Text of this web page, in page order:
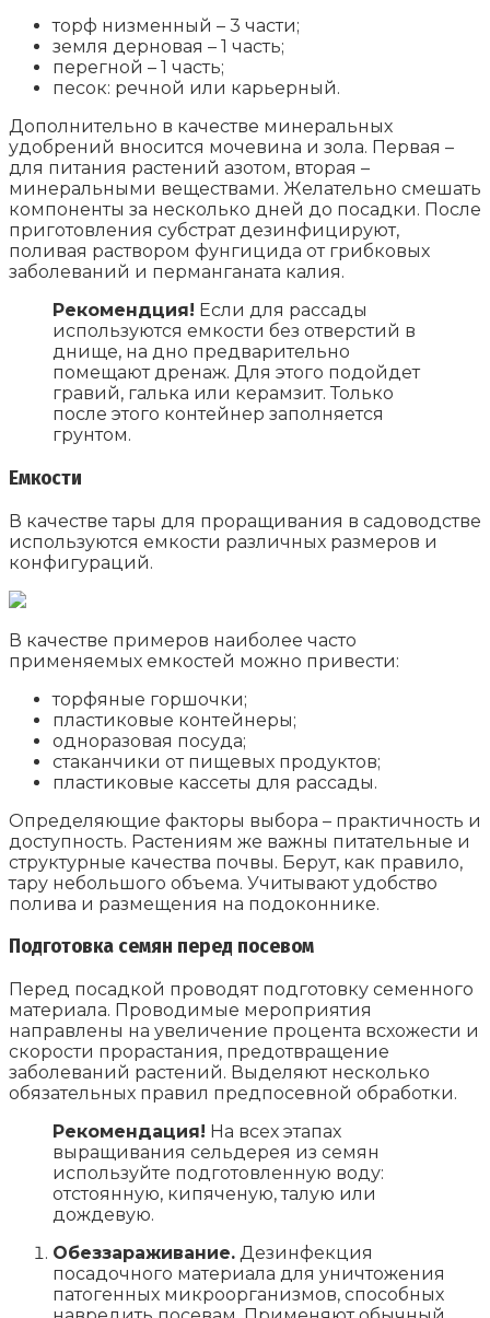
торф низменный – 3 части;
земля дерновая – 1 часть;
перегной – 1 часть;
песок: речной или карьерный.
Дополнительно в качестве минеральных
удобрений вносится мочевина и зола. Первая –
для питания растений азотом, вторая –
минеральными веществами. Желательно смешать
компоненты за несколько дней до посадки. После
приготовления субстрат дезинфицируют,
поливая раствором фунгицида от грибковых
заболеваний и перманганата калия.
Рекомендция! Если для рассады
используются емкости без отверстий в
днище, на дно предварительно
помещают дренаж. Для этого подойдет
гравий, галька или керамзит. Только
после этого контейнер заполняется
грунтом.
Емкости
В качестве тары для проращивания в садоводстве
используются емкости различных размеров и
конфигураций.
В качестве примеров наиболее часто
применяемых емкостей можно привести:
торфяные горшочки;
пластиковые контейнеры;
одноразовая посуда;
стаканчики от пищевых продуктов;
пластиковые кассеты для рассады.
Определяющие факторы выбора – практичность и
доступность. Растениям же важны питательные и
структурные качества почвы. Берут, как правило,
тару небольшого объема. Учитывают удобство
полива и размещения на подоконнике.
Подготовка семян перед посевом
Перед посадкой проводят подготовку семенного
материала. Проводимые мероприятия
направлены на увеличение процента всхожести и
скорости прорастания, предотвращение
заболеваний растений. Выделяют несколько
обязательных правил предпосевной обработки.
Рекомендация! На всех этапах
выращивания сельдерея из семян
используйте подготовленную воду:
отстоянную, кипяченую, талую или
дождевую.
Обеззараживание. Дезинфекция
посадочного материала для уничтожения
патогенных микроорганизмов, способных